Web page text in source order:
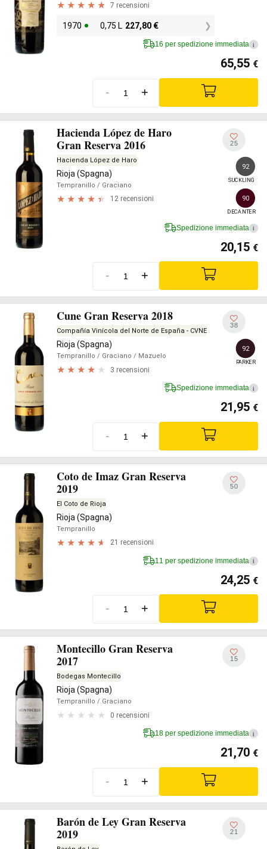
7 recensioni
1970 0,75 L 227,80 €
16 per spedizione immediata i
65,55 €
- +
Hacienda López de Haro
Gran Reserva 2016
Hacienda López de Haro
Rioja (Spagna)
Tempranillo / Graciano
12 recensioni
25
92
SUCKLING
90
DECANTER
Spedizione immediata i
20,15 €
- +
Cune Gran Reserva 2018
Compañía Vinícola del Norte de España - CVNE
Rioja (Spagna)
Tempranillo / Graciano / Mazuelo
3 recensioni
38
92
PARKER
Spedizione immediata i
21,95 €
- +
Coto de Imaz Gran Reserva
2019
El Coto de Rioja
Rioja (Spagna)
Tempranillo
21 recensioni
50
11 per spedizione immediata i
24,25 €
- +
Montecillo Gran Reserva
2017
Bodegas Montecillo
Rioja (Spagna)
Tempranillo / Graciano
0 recensioni
15
18 per spedizione immediata i
21,70 €
- +
Barón de Ley Gran Reserva
2019
21